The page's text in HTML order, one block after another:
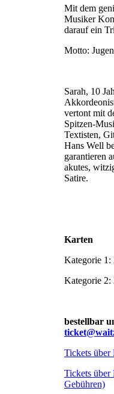
Mit dem
Musiker
darauf ein
Motto:
Sarah, 10
vertont mit
Spitzen-
Textisten,
Hans Well
garantieren
akutes,
Satire.
Karten
Kategorie 1:
Kategorie 2:
bestellbar
Tickets über
Tickets über
Gebühren)